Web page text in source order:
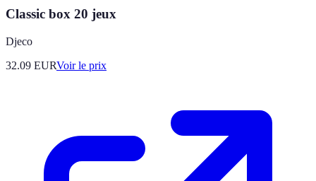
Classic box 20 jeux
Djeco
32.09 EURVoir le prix